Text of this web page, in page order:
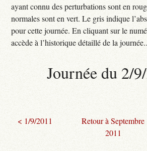
ayant connu des perturbations sont en
normales sont en vert. Le gris indique
pour cette journée. En cliquant sur le
accède à l’historique détaillé de la
Journée du 2/
< 1/9/2011
Retour à Septembre
2011